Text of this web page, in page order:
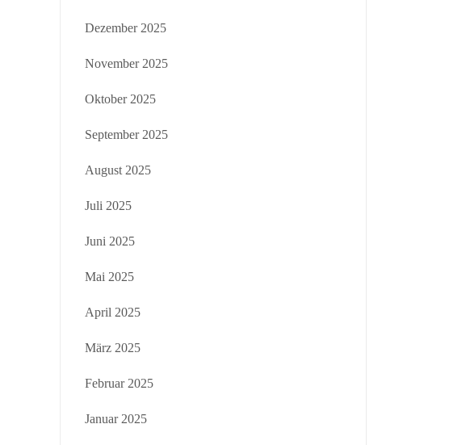
Dezember 2025
November 2025
Oktober 2025
September 2025
August 2025
Juli 2025
Juni 2025
Mai 2025
April 2025
März 2025
Februar 2025
Januar 2025